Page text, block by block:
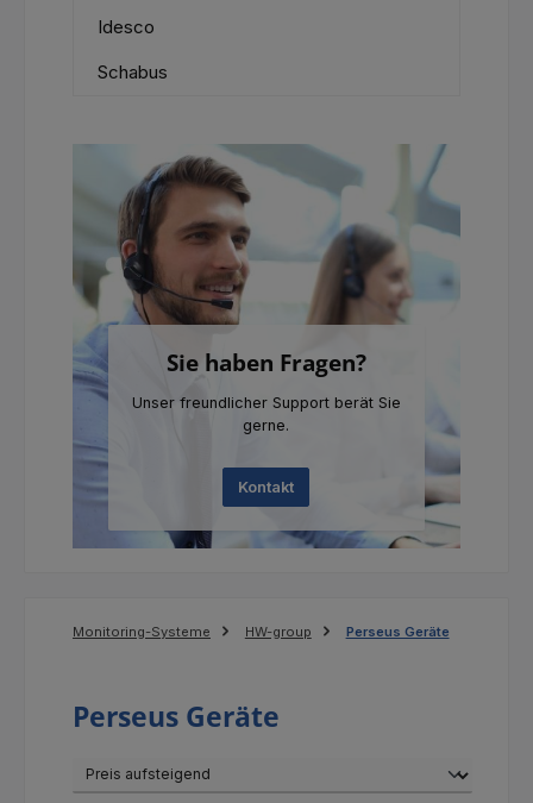
Idesco
Schabus
Sie haben Fragen?
Unser freundlicher Support berät Sie
gerne.
Kontakt
Monitoring-Systeme HW-group Perseus Geräte
Perseus Geräte